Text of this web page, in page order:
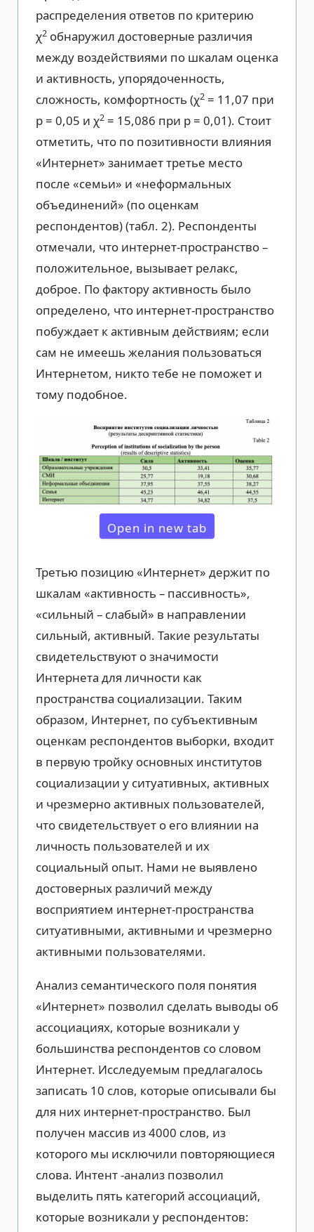
распределения ответов по критерию
χ2 обнаружил достоверные различия
между воздействиями по шкалам оценка
и активность, упорядоченность,
сложность, комфортность (χ2 = 11,07 при
р = 0,05 и χ2 = 15,086 при р = 0,01). Стоит
отметить, что по позитивности влияния
«Интернет» занимает третье место
после «семьи» и «неформальных
объединений» (по оценкам
респондентов) (табл. 2). Респонденты
отмечали, что интернет-пространство –
положительное, вызывает релакс,
доброе. По фактору активность было
определено, что интернет-пространство
побуждает к активным действиям; если
сам не имеешь желания пользоваться
Интернетом, никто тебе не поможет и
тому подобное.
Open in new tab
Третью позицию «Интернет» держит по
шкалам «активность – пассивность»,
«сильный – слабый» в направлении
сильный, активный. Такие результаты
свидетельствуют о значимости
Интернета для личности как
пространства социализации. Таким
образом, Интернет, по субъективным
оценкам респондентов выборки, входит
в первую тройку основных институтов
социализации у ситуативных, активных
и чрезмерно активных пользователей,
что свидетельствует о его влиянии на
личность пользователей и их
социальный опыт. Нами не выявлено
достоверных различий между
восприятием интернет-пространства
ситуативными, активными и чрезмерно
активными пользователями.
Анализ семантического поля понятия
«Интернет» позволил сделать выводы об
ассоциациях, которые возникали у
большинства респондентов со словом
Интернет. Исследуемым предлагалось
записать 10 слов, которые описывали бы
для них интернет-пространство. Был
получен массив из 4000 слов, из
которого мы исключили повторяющиеся
слова. Интент -анализ позволил
выделить пять категорий ассоциаций,
которые возникали у респондентов: